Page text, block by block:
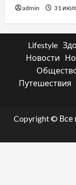
admin 31
Lifestyle
Новости
Путешествия
Copyright ©